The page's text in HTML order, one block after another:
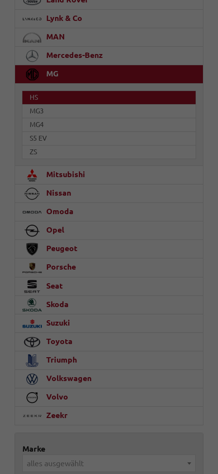
Lynk & Co
MAN
Mercedes-Benz
MG
HS
MG3
MG4
S5 EV
ZS
Mitsubishi
Nissan
Omoda
Opel
Peugeot
Porsche
Seat
Skoda
Suzuki
Toyota
Triumph
Volkswagen
Volvo
Zeekr
Marke
alles ausgewählt